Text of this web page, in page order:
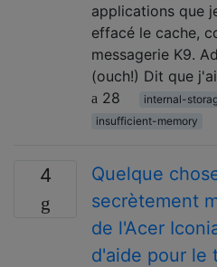
applications que
effacé le cache,
messagerie K9.
(ouch!) Dit que
28
internal-
insufficient-memory
4
Quelque
secrètement
de l'Acer
d'aide pour le